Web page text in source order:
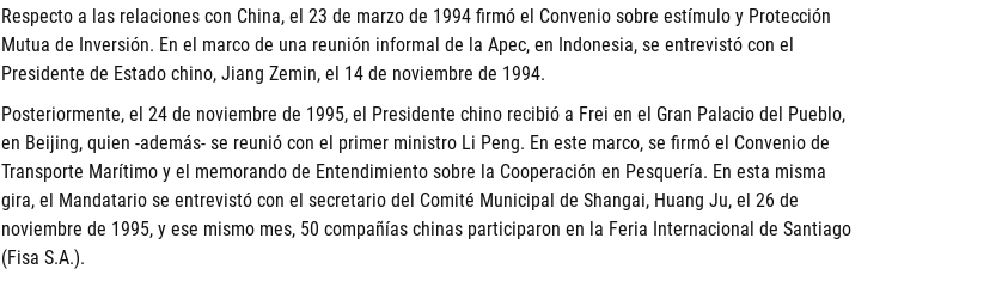
Respecto a las relaciones con China, el 23 de marzo de 1994 firmó el Convenio sobre estímulo y Protección
Mutua de Inversión. En el marco de una reunión informal de la Apec, en Indonesia, se entrevistó con el
Presidente de Estado chino, Jiang Zemin, el 14 de noviembre de 1994.
Posteriormente, el 24 de noviembre de 1995, el Presidente chino recibió a Frei en el Gran Palacio del Pueblo,
en Beijing, quien -además- se reunió con el primer ministro Li Peng. En este marco, se firmó el Convenio de
Transporte Marítimo y el memorando de Entendimiento sobre la Cooperación en Pesquería. En esta misma
gira, el Mandatario se entrevistó con el secretario del Comité Municipal de Shangai, Huang Ju, el 26 de
noviembre de 1995, y ese mismo mes, 50 compañías chinas participaron en la Feria Internacional de Santiago
(Fisa S.A.).